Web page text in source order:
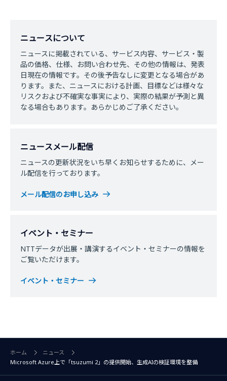
ニュースについて
ニュースに掲載されている、サービス内容、サービス・製
品の価格、仕様、お問い合わせ先、その他の情報は、発表
日現在の情報です。その後予告なしに変更となる場合があ
ります。また、ニュースにおける計画、目標などは様々な
リスクおよび不確実な事実により、実際の結果が予測と異
なる場合もあります。あらかじめご了承ください。
ニュースメール配信
ニュースの更新状況をいち早くお知らせするために、メー
ル配信を行っております。
メール配信のお申し込み
イベント・セミナー
NTTデータが出展・講演するイベント・セミナーの情報を
ご覧いただけます。
イベント・セミナー
ホーム
ニュース
Microsoft Azure上で「tsuzumi 2」の提供開始、生成AIの検証環境を整備